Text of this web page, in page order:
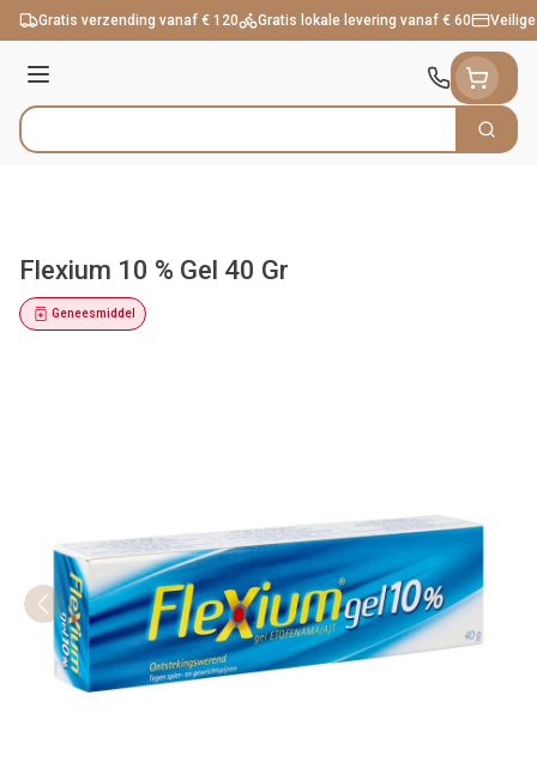
Ga naar de inhoud
Gratis verzending vanaf € 120 Gratis lokale levering vanaf € 60
Menu
Product, merk, categorie... Zoek
Flexium 10 % Gel 40 Gr
Geneesmiddel